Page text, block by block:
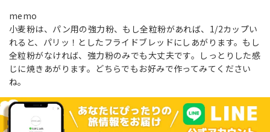
memo
小麦粉は、パン用の強力粉、もし全粒粉があれば、1/2カップい
れると、パリッ！としたフライドブレッドにしあがります。もし
全粒粉がなければ、強力粉のみでも大丈夫です。しっとりした感
じに焼きあがります。どちらでもお好みで作ってみてください
ね。